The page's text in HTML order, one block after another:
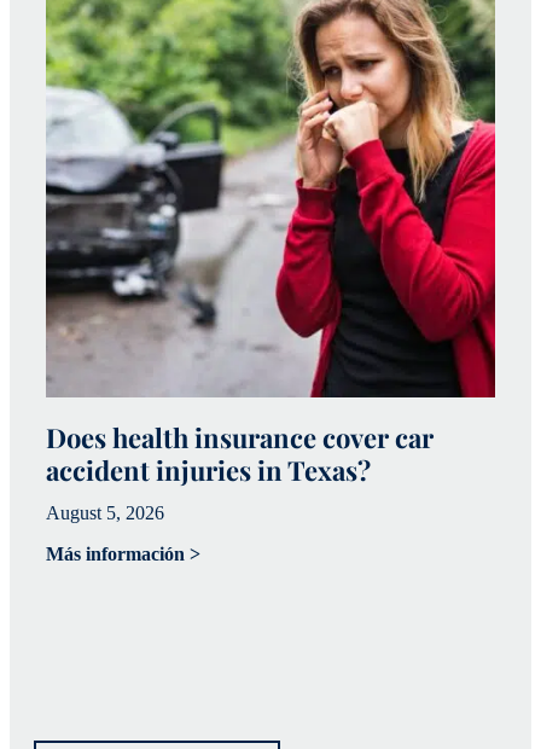
Does health insurance cover car
accident injuries in Texas?
August 5, 2026
Más información >